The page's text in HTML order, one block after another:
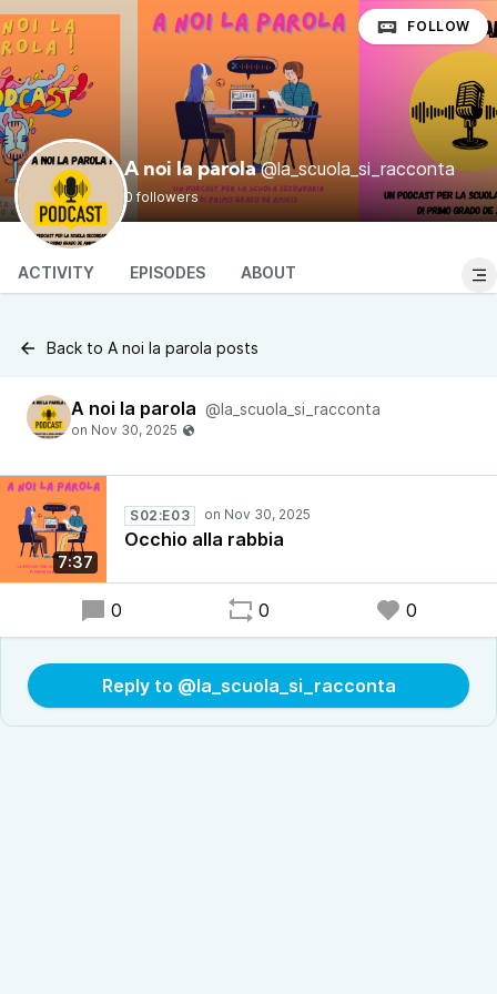
A noi la parola @la_scuola_si_racconta
0 followers
FOLLOW
ACTIVITY EPISODES ABOUT
Back to A noi la parola posts
A noi la parola @la_scuola_si_racconta
7:37
S02:E03
Occhio alla rabbia
0 0 0
Reply to @la_scuola_si_racconta